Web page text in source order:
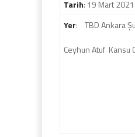
Tarih: 19 Mart
Yer: TBD Ankara
Ceyhun Atuf Kansu